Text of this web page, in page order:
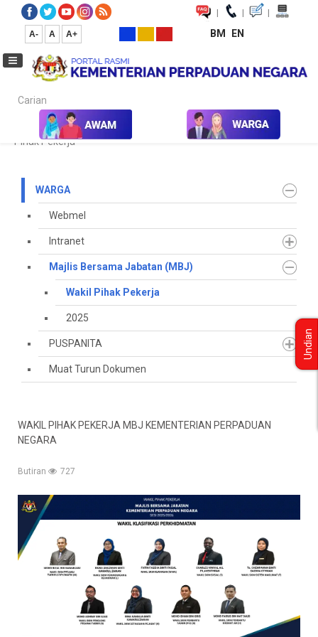
| | |
A- A A+ BM EN
Carian...
Laman Utama Warga Majlis Bersama Jabatan (MBJ)
Pihak Pekerja
WARGA
Webmel
Intranet
Majlis Bersama Jabatan (MBJ)
Wakil Pihak Pekerja
2025
PUSPANITA
Muat Turun Dokumen
WAKIL PIHAK PEKERJA MBJ KEMENTERIAN PERPADUAN
NEGARA
Butiran 727
Undian